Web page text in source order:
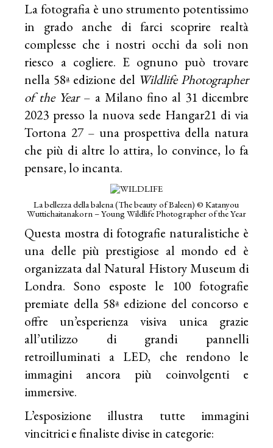
La fotografia è uno strumento potentissimo
in grado anche di farci scoprire realtà
complesse che i nostri occhi da soli non
riesco a cogliere. E ognuno può trovare
nella 58ª edizione del Wildlife Photographer
of the Year– a Milano fino al 31 dicembre
2023 presso la nuova sede Hangar21 di via
Tortona 27 – una prospettiva della natura
che più di altre lo attira, lo convince, lo fa
pensare, lo incanta.
La bellezza della balena (The beauty of Baleen) © Katanyou
Wuttichaitanakorn – Young Wildlife Photographer of the Year
Questa mostra di fotografie naturalistiche è
una delle più prestigiose al mondo ed è
organizzata dal Natural History Museum di
Londra. Sono esposte le 100 fotografie
premiate della 58ª edizione del concorso e
offre un’esperienza visiva unica grazie
all’utilizzo di grandi pannelli
retroilluminati a LED, che rendono le
immagini ancora più coinvolgenti e
immersive.
L’esposizione illustra tutte immagini
vincitrici e finaliste divise in categorie: